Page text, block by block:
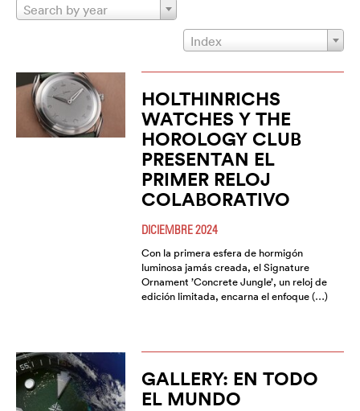
Search by year
Index
HOLTHINRICHS
WATCHES Y THE
HOROLOGY CLUB
PRESENTAN EL
PRIMER RELOJ
COLABORATIVO
DICIEMBRE 2024
Con la primera esfera de hormigón
luminosa jamás creada, el Signature
Ornament ’Concrete Jungle’, un reloj de
edición limitada, encarna el enfoque (…)
GALLERY: EN TODO
EL MUNDO